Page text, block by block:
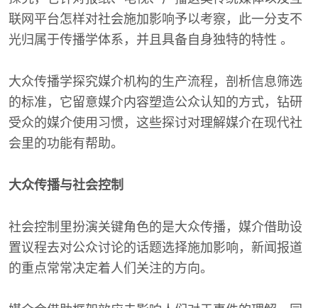
联网平台怎样对社会施加影响予以考察，此一分支不
光归属于传播学体系，并且具备自身独特的特性 。
大众传播学探究媒介机构的生产流程，剖析信息筛选
的标准，它留意媒介内容塑造公众认知的方式，钻研
受众的媒介使用习惯，这些探讨对理解媒介在现代社
会里的功能有帮助。
大众传播与社会控制
社会控制里扮演关键角色的是大众传播，媒介借助设
置议程去对公众讨论的话题选择施加影响，新闻报道
的重点常常决定着人们关注的方向。